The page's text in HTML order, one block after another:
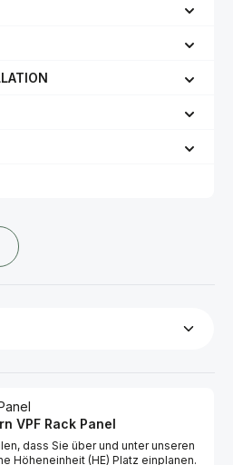
VPF Rack Panel
dass Sie über und unter unseren
Höheneinheit (HE) Platz einplanen.